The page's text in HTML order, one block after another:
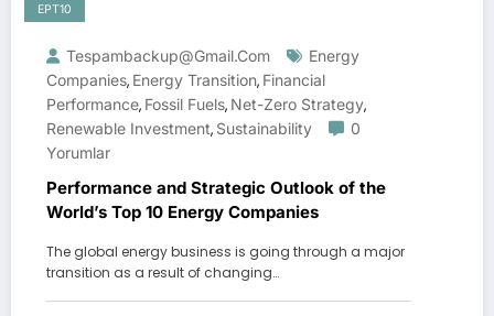
EPT10
Tespambackup@gmail.com
Energy
Companies, Energy Transition, Financial
Performance, Fossil Fuels, Net-Zero Strategy,
Renewable Investment, Sustainability
0
Yorumlar
Performance and Strategic Outlook of the
World’s Top 10 Energy Companies
The global energy business is going through a major
transition as a result of changing…